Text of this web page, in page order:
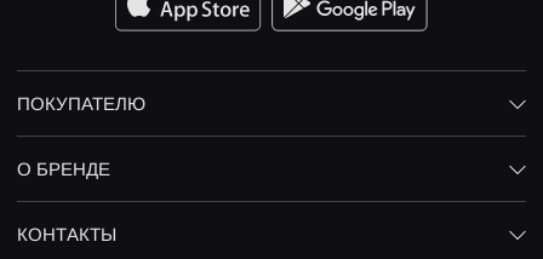
ПОКУПАТЕЛЮ
О БРЕНДЕ
КОНТАКТЫ